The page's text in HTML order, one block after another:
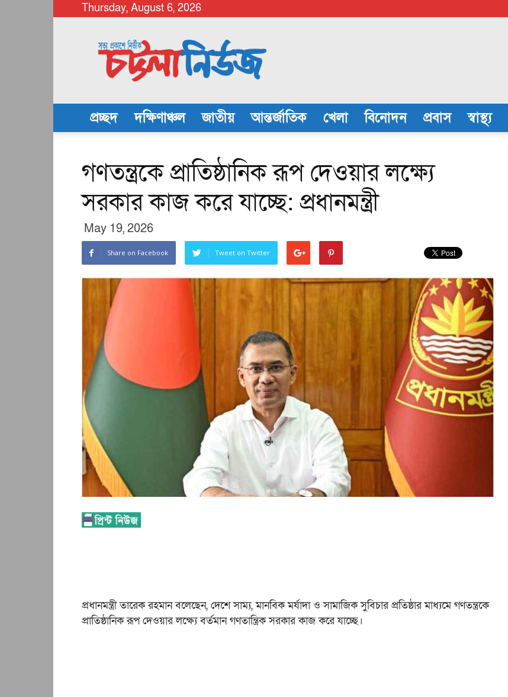
Thursday, August 6, 2026
chattalanews
প্রচ্ছদ দক্ষিণাঞ্চল জাতীয় আন্তর্জাতিক খেলা বিনোদন প্রবাস স্বাস্থ্য
গণতন্ত্রকে প্রাতিষ্ঠানিক রূপ দেওয়ার লক্ষ্যে
সরকার কাজ করে যাচ্ছে: প্রধানমন্ত্রী
May 19, 2026
Share on Facebook Tweet on Twitter
প্রধানমন্ত্রী তারেক রহমান বলেছেন, দেশে সাম্য, মানবিক মর্যাদা ও সামাজিক সুবিচার প্রতিষ্ঠার মাধ্যমে গণতন্ত্রকে
প্রাতিষ্ঠানিক রূপ দেওয়ার লক্ষ্যে বর্তমান গণতান্ত্রিক সরকার কাজ করে যাচ্ছে।